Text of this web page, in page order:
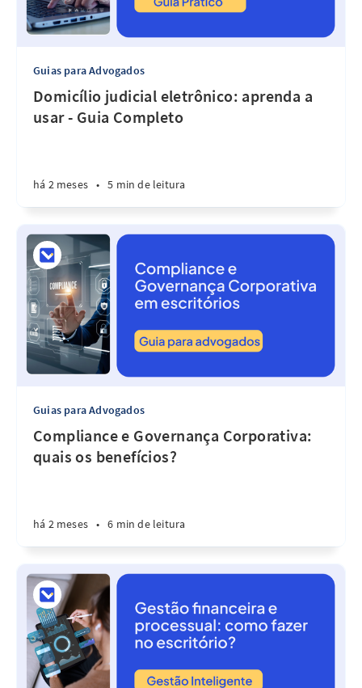
Guias para Advogados
Domicílio judicial eletrônico: aprenda a
usar - Guia Completo
há 2 meses • 5 min de leitura
Guias para Advogados
Compliance e Governança Corporativa:
quais os benefícios?
há 2 meses • 6 min de leitura